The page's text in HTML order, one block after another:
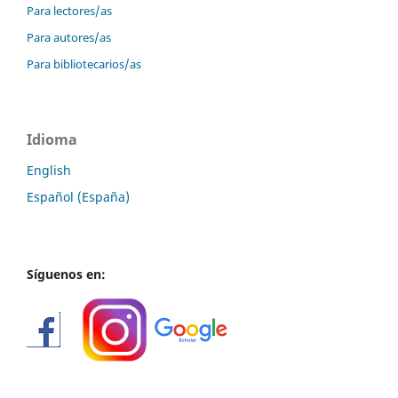
Para lectores/as
Para autores/as
Para bibliotecarios/as
Idioma
English
Español (España)
Síguenos en: